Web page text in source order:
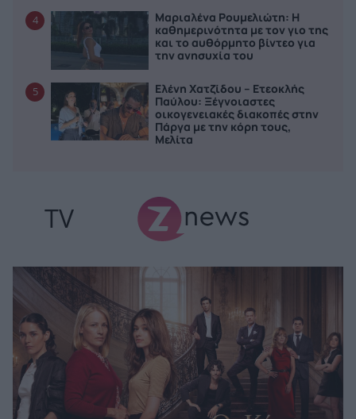
4
Μαριαλένα Ρουμελιώτη: Η
καθημερινότητα με τον γιο της
και το αυθόρμητο βίντεο για
την ανησυχία του
5
Ελένη Χατζίδου – Ετεοκλής
Παύλου: Ξέγνοιαστες
οικογενειακές διακοπές στην
Πάργα με την κόρη τους,
Μελίτα
TV